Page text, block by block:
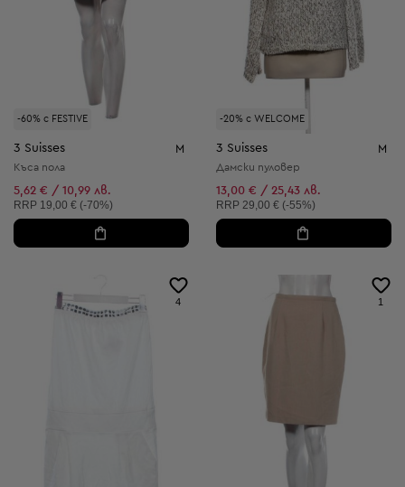
-60% с FESTIVE
3 Suisses M
Къса пола
5,62 € / 10,99 лв.
Препоръчителна цена:
RRP 19,00 € (-70%)
-20% с WELCOME
3 Suisses M
Дамски пуловер
13,00 € / 25,43 лв.
Препоръчителна цена:
RRP 29,00 € (-55%)
4 1